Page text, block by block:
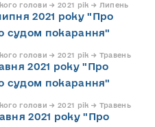
голови → 2021 рік → Липень
2021 року "Про
судом покарання"
голови → 2021 рік → Травень
2021 року "Про
судом покарання"
голови → 2021 рік → Травень
2021 року "Про